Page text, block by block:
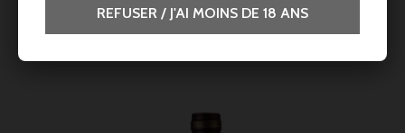
  
REFUSER / J'AI MOINS DE 18 ANS